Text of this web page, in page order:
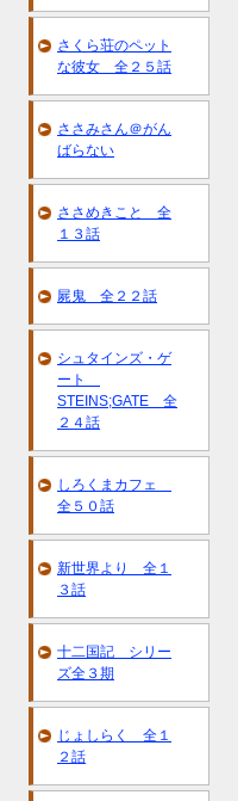
さくら荘のペット
な彼女 全２５話
ささみさん＠がん
ばらない
ささめきこと 全
１３話
屍鬼 全２２話
シュタインズ・ゲ
ート
STEINS;GATE 全
２４話
しろくまカフェ
全５０話
新世界より 全１
３話
十二国記 シリー
ズ全３期
じょしらく 全１
２話